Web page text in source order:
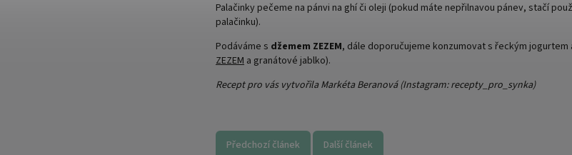
Palačinky pečeme na pánvi na ghí či oleji (pokud máte nepřilnavou pánev, stačí
palačinku).
Podáváme s džemem ZEZEM, dále doporučujeme konzumovat s řeckým jogurtem
ZEZEM a granátové jablko).
Recept pro vás vytvořila Markéta Beranová (Instagram:recepty_pro_synka)
Předchozí článek Další článek